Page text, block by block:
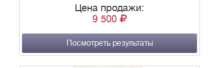
Цена продажи:
9 500
Посмотреть результаты